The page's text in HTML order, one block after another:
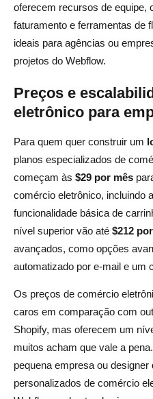
oferecem recursos de equipe,
faturamento e ferramentas de
ideais para agências ou
projetos do Webflow.
Preços e
eletrônico para
Para quem quer construir um
planos especializados de
começam às $29 por mês
comércio eletrônico, incluindo
funcionalidade básica de
nível superior vão até $212
avançados, como opções
automatizado por e-mail e um
Os preços de comércio
caros em comparação com
Shopify, mas oferecem um
muitos acham que vale a
pequena empresa ou
personalizados de comércio